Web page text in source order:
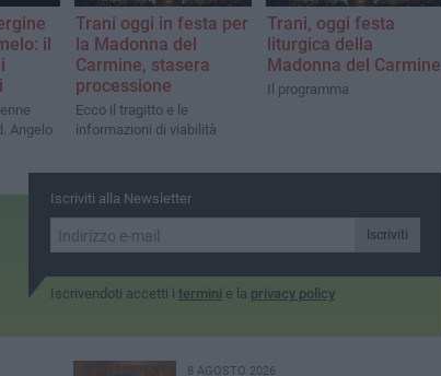
il
Angelo
Trani oggi in festa per
la Madonna del
Carmine, stasera
processione
Ecco il tragitto e le
informazioni di viabilità
Trani, oggi festa
liturgica della
Madonna del Carmine
Il programma
Iscriviti alla Newsletter
Iscriviti
Iscrivendoti accetti i termini e la privacy policy
8 AGOSTO 2026